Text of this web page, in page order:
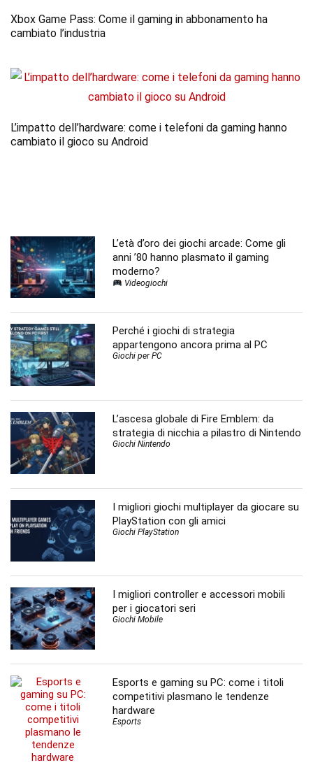
Xbox Game Pass: Come il gaming in abbonamento ha
cambiato l’industria
L’impatto dell’hardware: come i telefoni da gaming hanno
cambiato il gioco su Android
L’età d’oro dei giochi arcade: Come gli
anni ’80 hanno plasmato il gaming
moderno?
Videogiochi
Perché i giochi di strategia
appartengono ancora prima al PC
Giochi per PC
L’ascesa globale di Fire Emblem: da
strategia di nicchia a pilastro di Nintendo
Giochi Nintendo
I migliori giochi multiplayer da giocare su
PlayStation con gli amici
Giochi PlayStation
I migliori controller e accessori mobili
per i giocatori seri
Giochi Mobile
Esports e gaming su PC: come i titoli
competitivi plasmano le tendenze
hardware
Esports